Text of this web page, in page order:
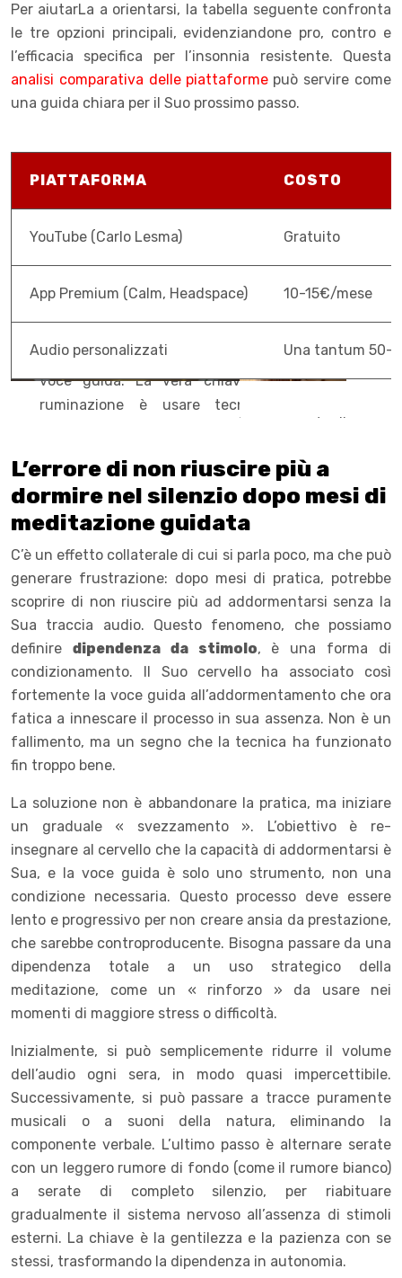
Per aiutarLa a orientarsi, la tabella seguente confronta
le tre opzioni principali, evidenziandone pro, contro e
l’efficacia specifica per l’insonnia resistente. Questa
analisi comparativa delle piattaformepuò servire come
una guida chiara per il Suo prossimo passo.
PIATTAFORMA COSTO
YouTube (Carlo Lesma) Gratuito
App Premium (Calm, Headspace) 10-15€/mese
Audio personalizzati Una tantum 50-
L’errore di non riuscire più a
dormire nel silenzio dopo mesi di
meditazione guidata
C’è un effetto collaterale di cui si parla poco, ma che può
generare frustrazione: dopo mesi di pratica, potrebbe
scoprire di non riuscire più ad addormentarsi senza la
Sua traccia audio. Questo fenomeno, che possiamo
definire dipendenza da stimolo, è una forma di
condizionamento. Il Suo cervello ha associato così
fortemente la voce guida all’addormentamento che ora
fatica a innescare il processo in sua assenza. Non è un
fallimento, ma un segno che la tecnica ha funzionato
fin troppo bene.
La soluzione non è abbandonare la pratica, ma iniziare
un graduale « svezzamento ». L’obiettivo è re-
insegnare al cervello che la capacità di addormentarsi è
Sua, e la voce guida è solo uno strumento, non una
condizione necessaria. Questo processo deve essere
lento e progressivo per non creare ansia da prestazione,
che sarebbe controproducente. Bisogna passare da una
dipendenza totale a un uso strategico della
meditazione, come un « rinforzo » da usare nei
momenti di maggiore stress o difficoltà.
Inizialmente, si può semplicemente ridurre il volume
dell’audio ogni sera, in modo quasi impercettibile.
Successivamente, si può passare a tracce puramente
musicali o a suoni della natura, eliminando la
componente verbale. L’ultimo passo è alternare serate
con un leggero rumore di fondo (come il rumore bianco)
a serate di completo silenzio, per riabituare
gradualmente il sistema nervoso all’assenza di stimoli
esterni. La chiave è la gentilezza e la pazienza con se
stessi, trasformando la dipendenza in autonomia.